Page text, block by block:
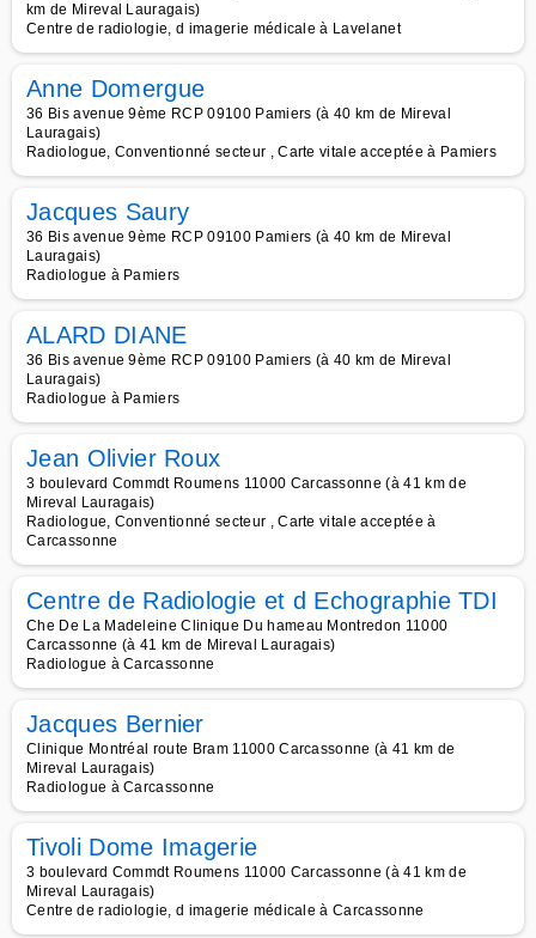
km de Mireval Lauragais)
Centre de radiologie, d imagerie médicale à Lavelanet
Anne Domergue
36 Bis avenue 9ème RCP 09100 Pamiers (à 40 km de Mireval
Lauragais)
Radiologue, Conventionné secteur , Carte vitale acceptée à Pamiers
Jacques Saury
36 Bis avenue 9ème RCP 09100 Pamiers (à 40 km de Mireval
Lauragais)
Radiologue à Pamiers
ALARD DIANE
36 Bis avenue 9ème RCP 09100 Pamiers (à 40 km de Mireval
Lauragais)
Radiologue à Pamiers
Jean Olivier Roux
3 boulevard Commdt Roumens 11000 Carcassonne (à 41 km de
Mireval Lauragais)
Radiologue, Conventionné secteur , Carte vitale acceptée à
Carcassonne
Centre de Radiologie et d Echographie TDI
Che De La Madeleine Clinique Du hameau Montredon 11000
Carcassonne (à 41 km de Mireval Lauragais)
Radiologue à Carcassonne
Jacques Bernier
Clinique Montréal route Bram 11000 Carcassonne (à 41 km de
Mireval Lauragais)
Radiologue à Carcassonne
Tivoli Dome Imagerie
3 boulevard Commdt Roumens 11000 Carcassonne (à 41 km de
Mireval Lauragais)
Centre de radiologie, d imagerie médicale à Carcassonne